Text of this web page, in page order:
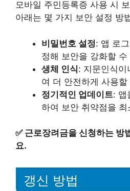
모바일 주민등록증 사용 시
아래는 몇 가지 보안 설정 방
비밀번호 설정: 앱 로
정해 보안을 강화할 수
생체 인식: 지문인식이
여 더 안전하게 사용
정기적인 업데이트: 앱
하여 보안 취약점을
✅ 근로장려금을 신청하는 방
요.
갱신 방법